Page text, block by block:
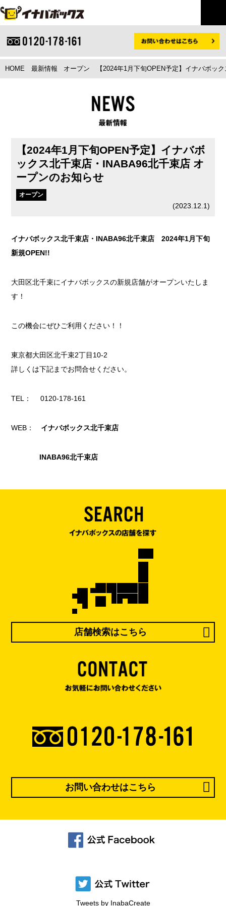
HOME 最新情報 オープン 【2024年1月下旬OPEN予定】イナバボッ
【2024年1月下旬OPEN予定】イナバボ
ックス北千束店・INABA96北千束店 オ
ープンのお知らせ
オープン
(2023.12.1)
イナバボックス北千束店・INABA96北千束店 2024年1月下旬
新規OPEN!!
大田区北千束にイナバボックスの新規店舗がオープンいたしま
す！
この機会にぜひご利用ください！！
東京都大田区北千束2丁目10-2
詳しくは下記までお問合せください。
TEL： 0120-178-161
WEB： イナバボックス北千束店
INABA96北千束店
店舗検索はこちら
お問い合わせはこちら
Tweets by InabaCreate